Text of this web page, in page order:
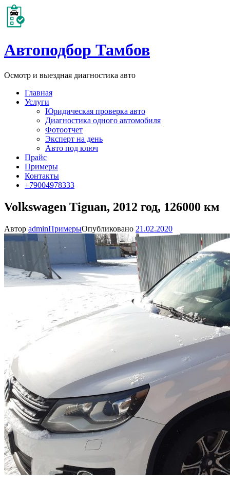
Автоподбор Тамбов
Осмотр и выездная диагностика авто
Главная
Услуги
Юридическая проверка авто
Диагностика одного автомобиля
Фотоотчет
Эксперт на день
Авто под ключ
Прайс
Примеры
Контакты
+79004978333
Volkswagen Tiguan, 2012 год, 126000 км
Автор adminПримерыОпубликовано 21.02.2020